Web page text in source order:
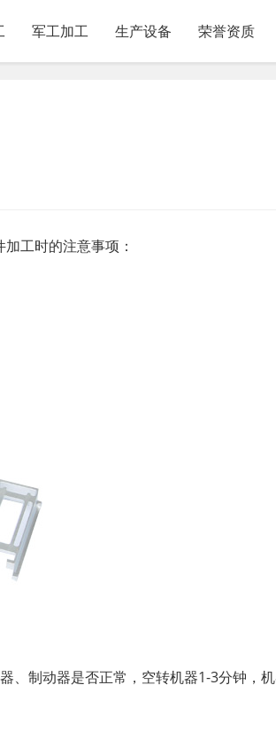
军工加工 生产设备 荣誉资质
工时的注意事项：
、制动器是否正常，空转机器1-3分钟，